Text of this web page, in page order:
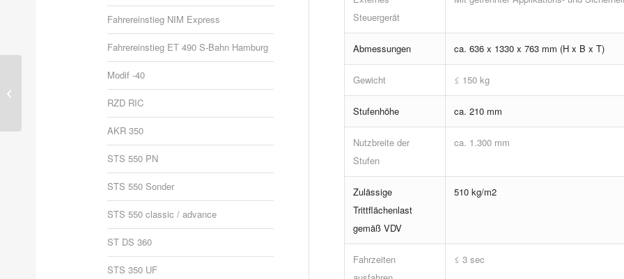
Steuergerät
Abmessungen ca. 636 x 1330 x 763 mm (H x B x T)
Gewicht ≤ 150 kg
Stufenhöhe ca. 210 mm
Nutzbreite der
Stufen
ca. 1.300 mm
Zulässige
Trittflächenlast
gemäß VDV
510 kg/m2
Fahrzeiten
≤ 3 sec
Fahrereinstieg NIM Express
Fahrereinstieg ET 490 S-Bahn Hamburg
Modif -40
RZD RIC
AKR 350
STS 550 PN
STS 550 Sonder
STS 550 classic / advance
ST DS 360
STS 350 UF